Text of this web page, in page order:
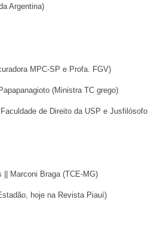
Argentina)
MPC-SP e Profa. FGV)
(Ministra TC grego)
de Direito da USP e
Marconi Braga (TCE-MG)
hoje na Revista Piauí)